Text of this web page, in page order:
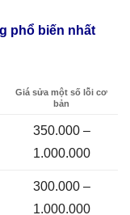
phổ biến nhất
Giá sửa một số lỗi cơ
bản
350.000 –
1.000.000
300.000 –
1.000.000